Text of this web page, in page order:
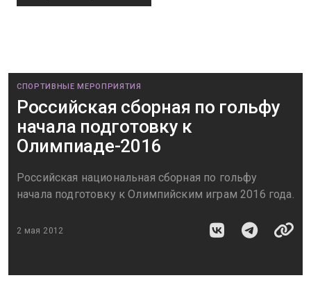
СПОРТИВНЫЕ МЕРОПРИЯТИЯ
Российская сборная по гольфу
начала подготовку к
Олимпиаде-2016
Российская национальная сборная по гольфу
начала подготовку к Олимпийским играм 2016 года.
2 мая 2012